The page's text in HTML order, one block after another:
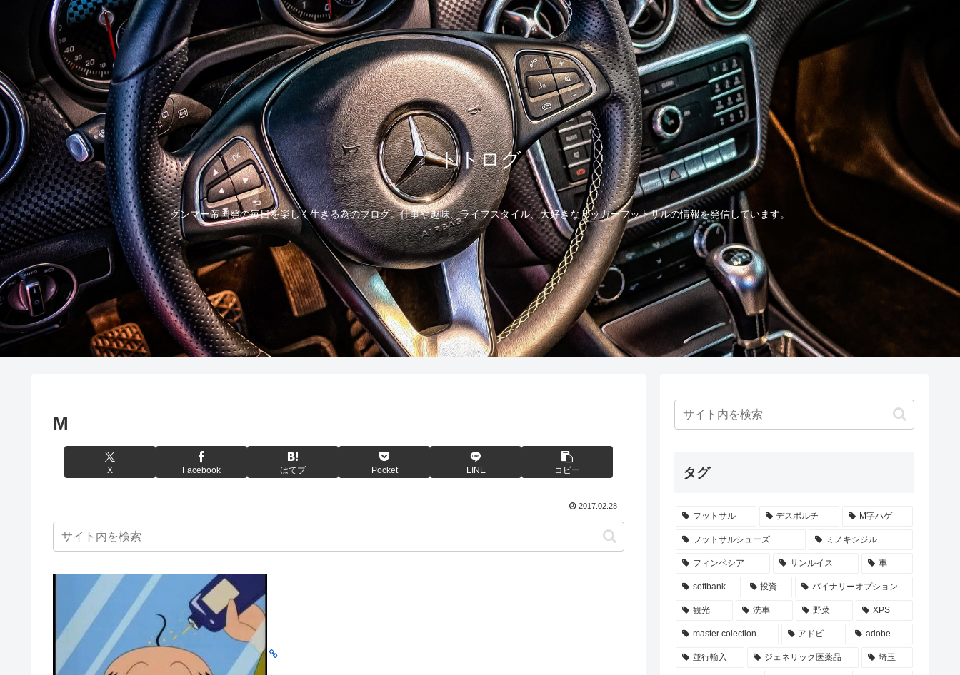
トトログ
グンマー帝国発の毎日を楽しく生きる為のブログ。仕事や趣味、ライフスタイル、大好きなサッカーフットサルの情報を発信しています。
M
X Facebook はてブ Pocket LINE コピー
2017.02.28
タグ
フットサル デスポルチ M字ハゲ
フットサルシューズ ミノキシジル
フィンペシア サンルイス 車
softbank 投資 バイナリーオプション
観光 洗車 野菜 XPS
master colection アドビ adobe
並行輸入 ジェネリック医薬品 埼玉